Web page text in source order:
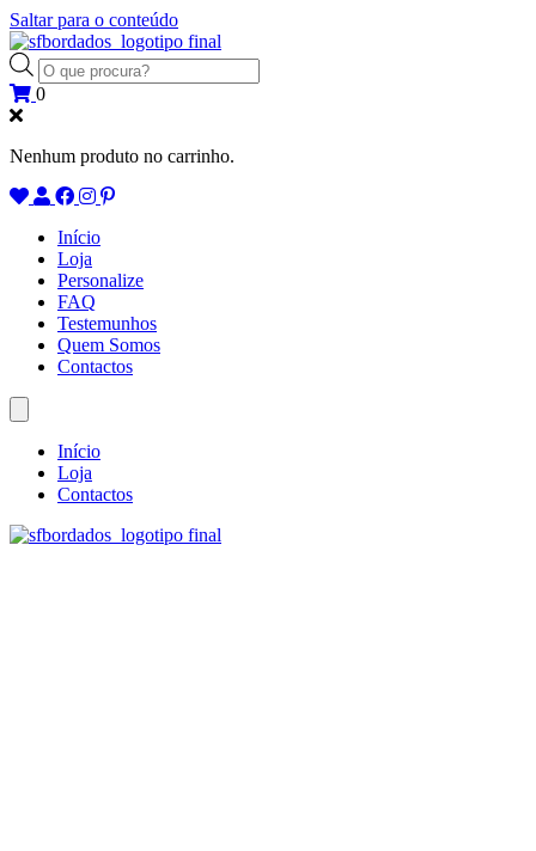
Saltar para o conteúdo
Products
search
0
Nenhum produto no carrinho.
Início
Loja
Personalize
FAQ
Testemunhos
Quem Somos
Contactos
Início
Loja
Contactos